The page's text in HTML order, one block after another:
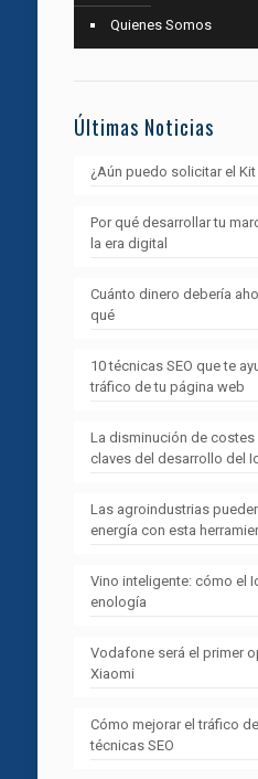
Quienes Somos
Últimas Noticias
¿Aún puedo solicitar el
Por qué desarrollar tu
la era digital
Cuánto dinero debería
qué
10 técnicas SEO que te
tráfico de tu página web
La disminución de
claves del desarrollo del
Las agroindustrias
energía con esta
Vino inteligente: cómo el
enología
Vodafone será el primer
Xiaomi
Cómo mejorar el tráfico
técnicas SEO